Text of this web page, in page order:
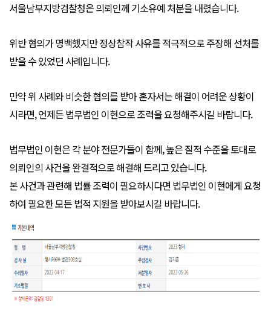
서울남부지방검찰청은 의뢰인께 기소유예 처분을 내렸습니다.
위반 혐의가 명백했지만 정상참작 사유를 적극적으로 주장해 선처를
받을 수 있었던 사례입니다.
만약 위 사례와 비슷한 혐의를 받아 혼자서는 해결이 어려운 상황이
시라면, 언제든 법무법인 이현으로 조력을 요청해주시길 바랍니다.
법무법인 이현은 각 분야 전문가들이 함께, 높은 질적 수준을 토대로
의뢰인의 사건을 완결적으로 해결해 드리고 있습니다.
본 사건과 관련해 법률 조력이 필요하시다면 법무법인 이현에게 요청
하여 필요한 모든 법적 지원을 받아보시길 바랍니다.